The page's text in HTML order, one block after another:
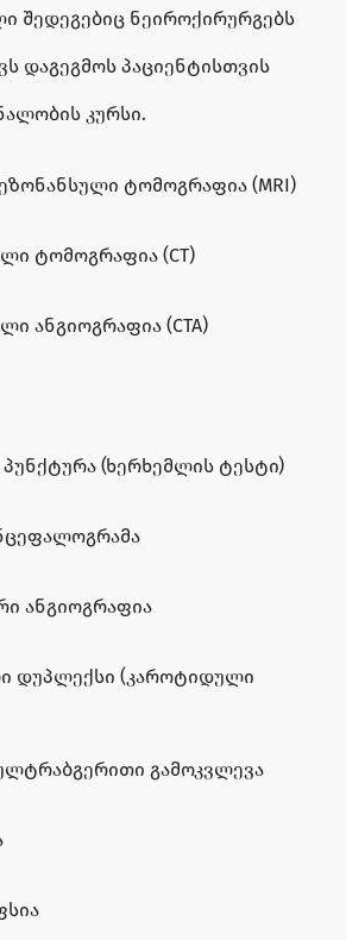
შედეგებიც ნეიროქირურგებს
დაგეგმოს პაციენტისთვის
კურსი.
ტომოგრაფია (MRI)
ტომოგრაფია (CT)
ანგიოგრაფია (CTA)
(ხერხემლის ტესტი)
ანგიოგრაფია
დუპლექსი (კაროტიდული
გამოკვლევა